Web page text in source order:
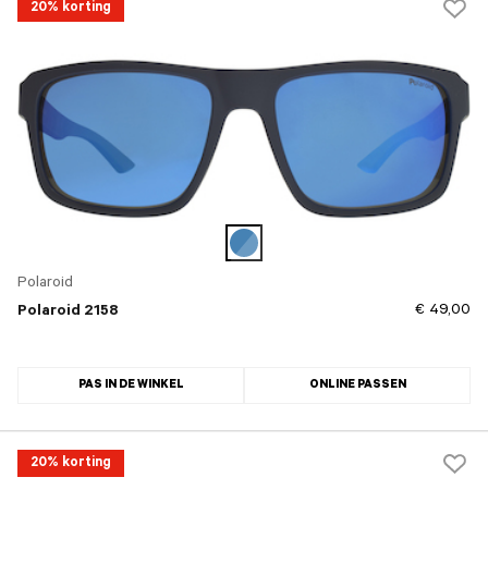
20% korting
Polaroid
Polaroid 2158
€ 49,00
PAS IN DE WINKEL ONLINE PASSEN
20% korting